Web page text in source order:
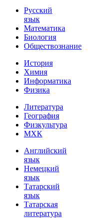
Русский
язык
Математика
Биология
Обществознание
История
Химия
Информатика
Физика
Литература
География
Физкультура
МХК
Английский
язык
Немецкий
язык
Татарский
язык
Татарская
литература